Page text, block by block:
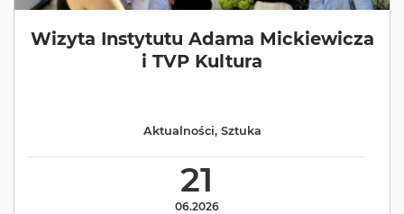
Wizyta Instytutu Adama Mickiewicza
i TVP Kultura
21
06.2026
Aktualności, Sztuka